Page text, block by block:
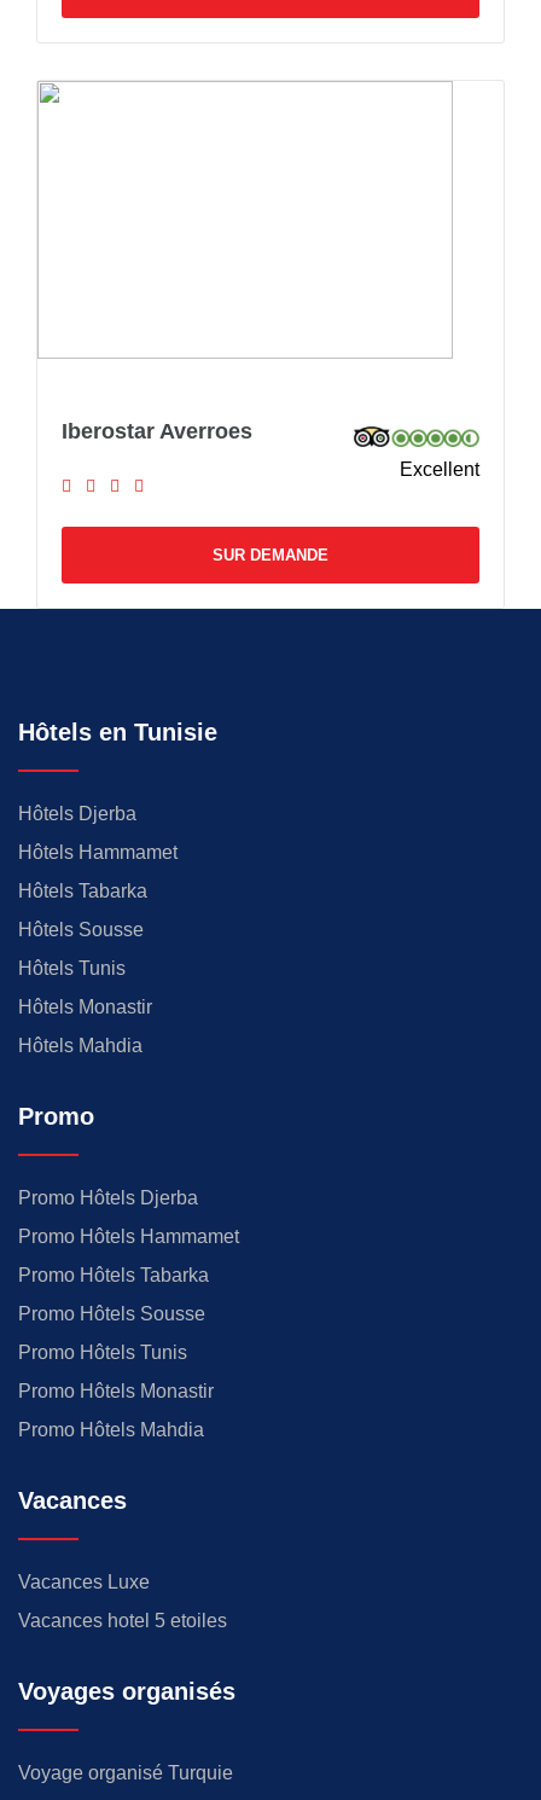
Iberostar Averroes
Excellent
SUR DEMANDE
Hôtels en Tunisie
Hôtels Djerba
Hôtels Hammamet
Hôtels Tabarka
Hôtels Sousse
Hôtels Tunis
Hôtels Monastir
Hôtels Mahdia
Promo
Promo Hôtels Djerba
Promo Hôtels Hammamet
Promo Hôtels Tabarka
Promo Hôtels Sousse
Promo Hôtels Tunis
Promo Hôtels Monastir
Promo Hôtels Mahdia
Vacances
Vacances Luxe
Vacances hotel 5 etoiles
Voyages organisés
Voyage organisé Turquie